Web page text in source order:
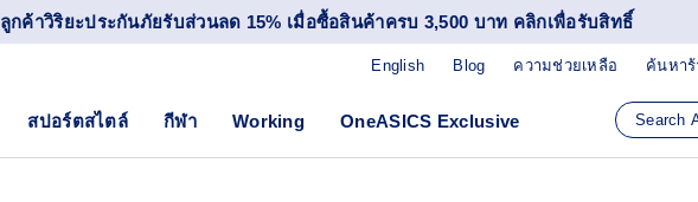
ลูกค้าวิริยะประกันภัยรับส่วนลด 15% เมื่อซื้อสินค้าครบ 3,500 บาท คลิกเพื่อรับสิทธิ์
Blog ความช่วยเหลือ ค้นหา
English
สปอร์ตสไตล์ กีฬา Working OneASICS Exclusive